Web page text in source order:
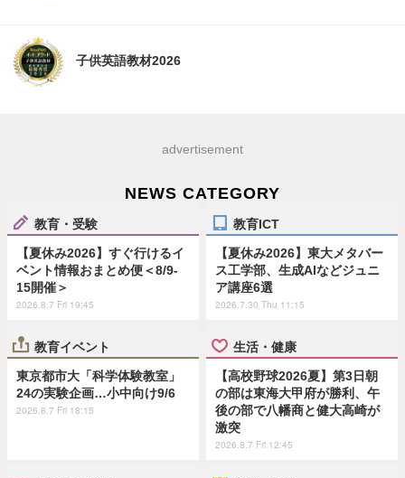
子供英語教材2026
advertisement
NEWS CATEGORY
教育・受験
【夏休み2026】すぐ行けるイ
ベント情報おまとめ便＜8/9-
15開催＞
2026.8.7 Fri 19:45
教育ICT
【夏休み2026】東大メタバー
ス工学部、生成AIなどジュニ
ア講座6選
2026.7.30 Thu 11:15
教育イベント
東京都市大「科学体験教室」
24の実験企画…小中向け9/6
2026.8.7 Fri 18:15
生活・健康
【高校野球2026夏】第3日朝
の部は東海大甲府が勝利、午
後の部で八幡商と健大高崎が
激突
2026.8.7 Fri 12:45